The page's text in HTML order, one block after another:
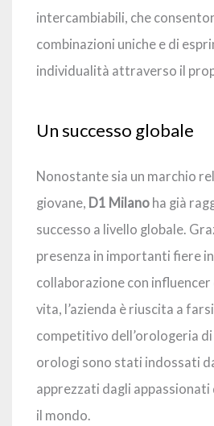
intercambiabili, che
combinazioni uniche e di
individualità attraverso il
Un successo globale
Nonostante sia un marchio
giovane, D1 Milano ha già
successo a livello globale.
presenza in importanti fiere
collaborazione con influencer
vita, l’azienda è riuscita a
competitivo dell’orologeria di
orologi sono stati indossati
apprezzati dagli
il mondo.